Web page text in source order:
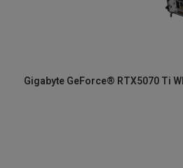
Gigabyte GeForce® RTX5070 Ti